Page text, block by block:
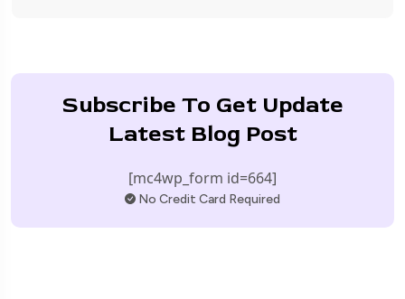
Subscribe To Get Update
Latest Blog Post
[mc4wp_form id=664]
No Credit Card Required